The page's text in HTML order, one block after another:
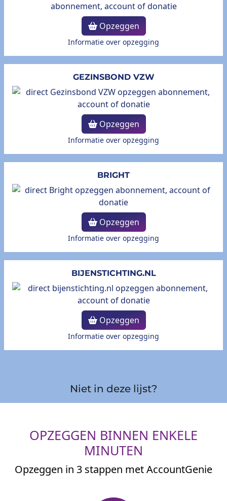
Opzeggen
Informatie over opzegging
GEZINSBOND VZW
Opzeggen
Informatie over opzegging
BRIGHT
Opzeggen
Informatie over opzegging
BIJENSTICHTING.NL
Opzeggen
Informatie over opzegging
Niet in deze lijst?
OPZEGGEN BINNEN ENKELE
MINUTEN
Opzeggen in 3 stappen met AccountGenie